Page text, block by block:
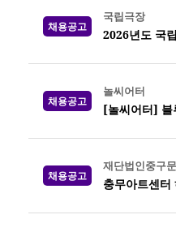
채용공고
국립극장
2026년도 국
채용공고
놀씨어터
[놀씨어터] 블
채용공고
재단법인중구
충무아트센